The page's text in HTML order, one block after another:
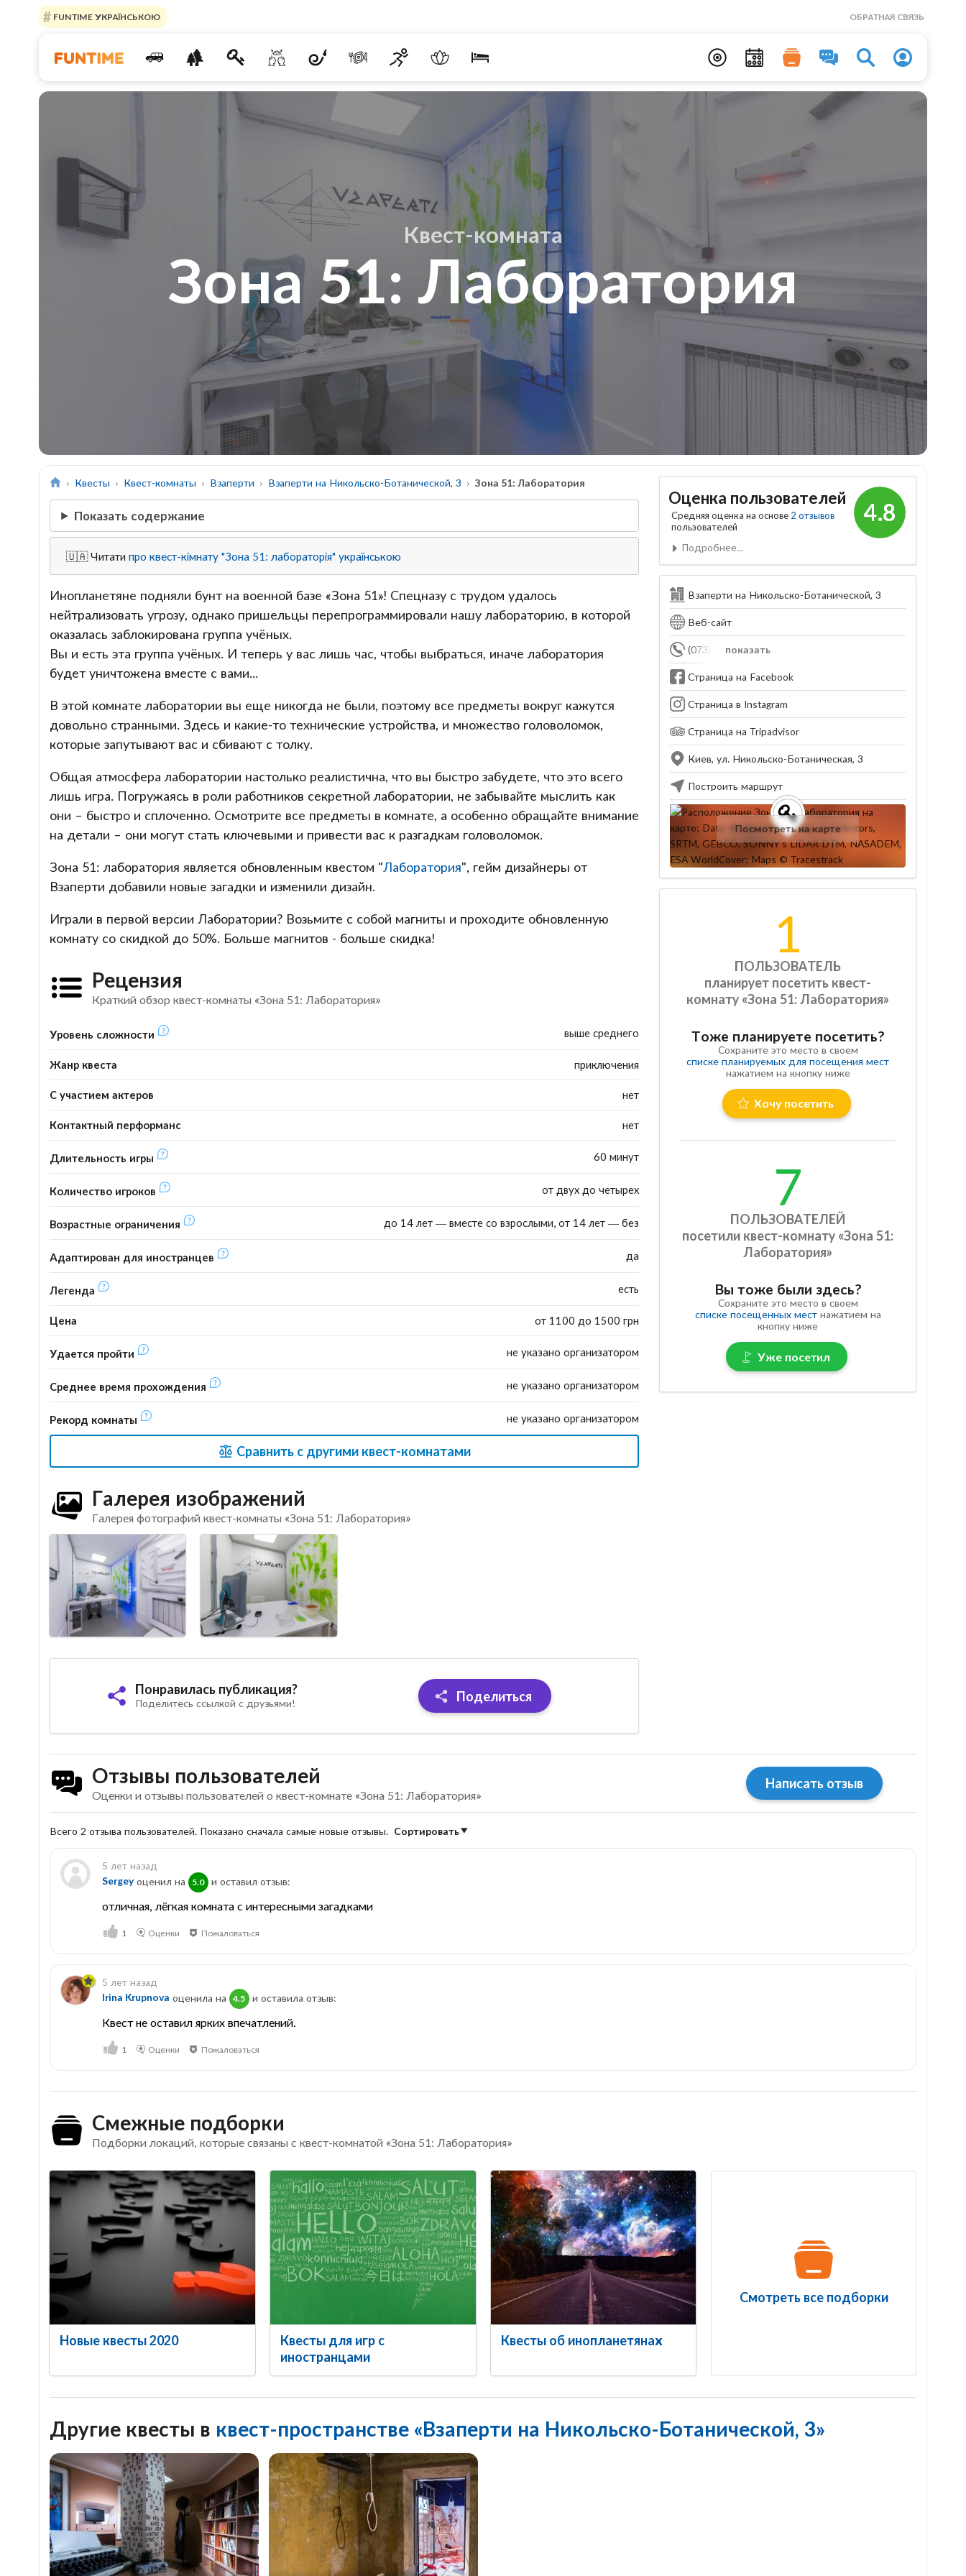
FUNTIME УКРАЇНСЬКОЮ ОБРАТНАЯ СВЯЗЬ
Квест-комната
Зона 51: Лаборатория
Квесты Квест-комнаты Взаперти Взаперти на Никольско-Ботанической, 3 Зона 51: Лаборатория
Показать содержание
🇺🇦 Читати про квест-кімнату "Зона 51: лабораторія" українською
Инопланетяне подняли бунт на военной базе «Зона 51»! Спецназу с трудом удалось
нейтрализовать угрозу, однако пришельцы перепрограммировали нашу лабораторию, в которой
оказалась заблокирована группа учёных.
Вы и есть эта группа учёных. И теперь у вас лишь час, чтобы выбраться, иначе лаборатория
будет уничтожена вместе с вами...
В этой комнате лаборатории вы еще никогда не были, поэтому все предметы вокруг кажутся
довольно странными. Здесь и какие-то технические устройства, и множество головоломок,
которые запутывают вас и сбивают с толку.
Общая атмосфера лаборатории настолько реалистична, что вы быстро забудете, что это всего
лишь игра. Погружаясь в роли работников секретной лаборатории, не забывайте мыслить как
они – быстро и сплоченно. Осмотрите все предметы в комнате, а особенно обращайте внимание
на детали – они могут стать ключевыми и привести вас к разгадкам головоломок.
Зона 51: лаборатория является обновленным квестом "Лаборатория", гейм дизайнеры от
Взаперти добавили новые загадки и изменили дизайн.
Играли в первой версии Лаборатории? Возьмите с собой магниты и проходите обновленную
комнату со скидкой до 50%. Больше магнитов - больше скидка!
Рецензия
Краткий обзор квест-комнаты «Зона 51: Лаборатория»
Уровень сложности выше среднего
Жанр квеста приключения
С участием актеров нет
Контактный перформанс нет
Длительность игры 60 минут
Количество игроков от двух до четырех
Возрастные ограничения до 14 лет — вместе со взрослыми, от 14 лет — без
Адаптирован для иностранцев да
Легенда есть
Цена от 1100 до 1500 грн
Удается пройти не указано организатором
Среднее время прохождения не указано организатором
Рекорд комнаты не указано организатором
Сравнить с другими квест-комнатами
Галерея изображений
Галерея фотографий квест-комнаты «Зона 51: Лаборатория»
Понравилась публикация?
Поделитесь ссылкой с друзьями! Поделиться
4.8
Оценка пользователей
Средняя оценка на основе 2 отзывов
пользователей
Подробнее...
Взаперти на Никольско-Ботанической, 3
Веб-сайт
показать
(073) 440-42-56
Страница на Facebook
Страница в Instagram
Страница на Tripadvisor
Киев, ул. Никольско-Ботаническая, 3
Построить маршрут
Посмотреть на карте
1
ПОЛЬЗОВАТЕЛЬ
планирует посетить квест-
комнату «Зона 51: Лаборатория»
Тоже планируете посетить?
Сохраните это место в своем
списке планируемых для посещения мест
нажатием на кнопку ниже
Хочу посетить
7
ПОЛЬЗОВАТЕЛЕЙ
посетили квест-комнату «Зона 51:
Лаборатория»
Вы тоже были здесь?
Сохраните это место в своем
списке посещенных местнажатием на
кнопку ниже
Уже посетил
Отзывы пользователей
Оценки и отзывы пользователей о квест-комнате «Зона 51: Лаборатория»
Написать отзыв
Всего 2 отзыва пользователей. Показано сначала самые новые отзывы. Сортировать
5 лет назад
Sergeyоценил на 5.0 и оставил отзыв:
отличная, лёгкая комната с интересными загадками
1 Оценки Пожаловаться
5 лет назад
Irina Krupnova оценила на 4.5 и оставила отзыв:
Квест не оставил ярких впечатлений.
1 Оценки Пожаловаться
Смежные подборки
Подборки локаций, которые связаны с квест-комнатой «Зона 51: Лаборатория»
Новые квесты 2020
Квесты для игр с
иностранцами
Квесты об инопланетянах
Смотреть все подборки
Другие квесты в квест-пространстве «Взаперти на Никольско-Ботанической, 3»